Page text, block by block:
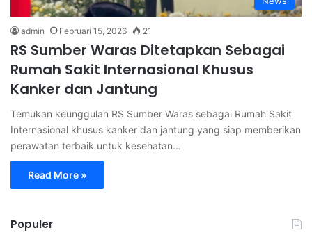
admin Februari 15, 2026 21
RS Sumber Waras Ditetapkan Sebagai
Rumah Sakit Internasional Khusus
Kanker dan Jantung
Temukan keunggulan RS Sumber Waras sebagai Rumah Sakit
Internasional khusus kanker dan jantung yang siap memberikan
perawatan terbaik untuk kesehatan…
Read More »
Populer